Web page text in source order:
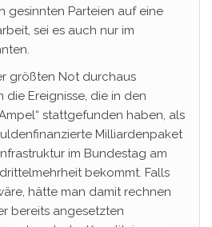
gesinnten Parteien auf eine
sei es auch nur im
größten Not durchaus
Ereignisse, die in den
stattgefunden haben, als
Milliardenpaket
im Bundestag am
bekommt. Falls
hätte man damit rechnen
bereits angesetzten